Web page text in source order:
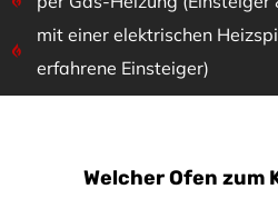
mit einer elektrischen
erfahrene Einsteiger)
Welcher Ofen zum